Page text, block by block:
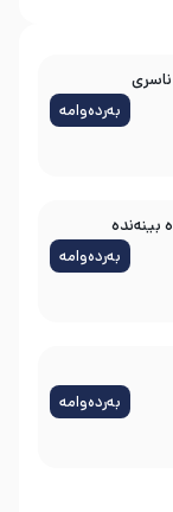
بەردەوامە
بینەندە
بەردەوامە
بەردەوامە